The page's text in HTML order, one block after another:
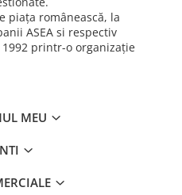
piaţa românească, la
ASEA si respectiv
1992 printr-o organizaţie
MEU